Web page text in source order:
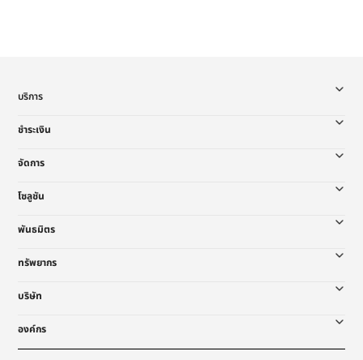
บริการ
ชำระเงิน
จัดการ
โซลูชัน
พันธมิตร
ทรัพยากร
บริษัท
องค์กร